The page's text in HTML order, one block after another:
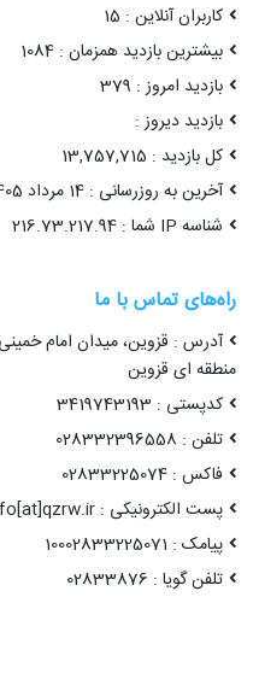
کاربران آنلاین : 15
بیشترین بازدید همزمان : 1084
بازدید امروز : 379
بازدید دیروز :
کل بازدید : 13,757,715
آخرین به روزرسانی : 14 مرداد 1405 08:07:46
شناسه IP شما : 216.73.217.94
راه‌های تماس با ما
آدرس : قزوین، میدان امام
منطقه ای قزوین
کدپستی : 3419743193
تلفن : 028332396558
فاکس : 02833225074
پست الکترونیکی : info[at]qzrw.ir
پیامک : 10002833225071
تلفن گویا : 02833876